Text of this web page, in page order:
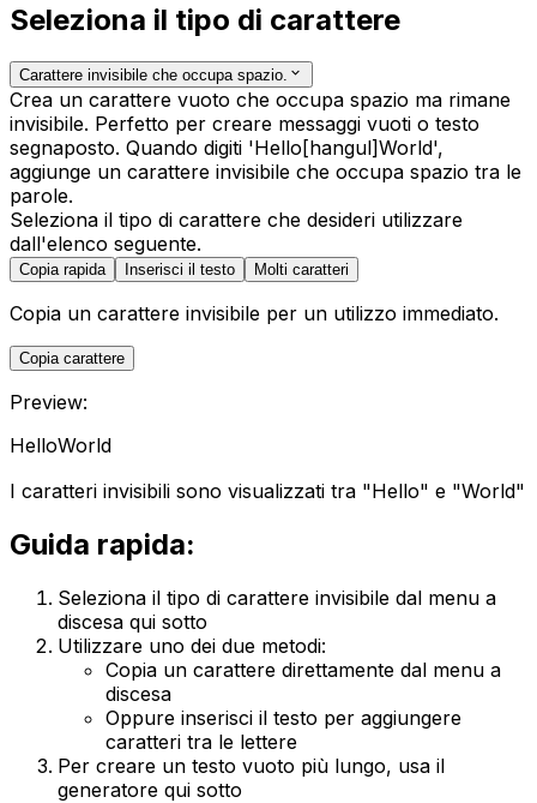
Seleziona il tipo di carattere
Carattere invisibile che occupa spazio.
Crea un carattere vuoto che occupa spazio ma rimane
invisibile. Perfetto per creare messaggi vuoti o testo
segnaposto. Quando digiti 'Hello[hangul]World',
aggiunge un carattere invisibile che occupa spazio tra le
parole.
Seleziona il tipo di carattere che desideri utilizzare
dall'elenco seguente.
Copia rapida Inserisci il testo Molti caratteri
Copia un carattere invisibile per un utilizzo immediato.
Copia carattere
Preview:
HelloWorld
I caratteri invisibili sono visualizzati tra "Hello" e "World"
Guida rapida:
Seleziona il tipo di carattere invisibile dal menu a
discesa qui sotto
Utilizzare uno dei due metodi:
Copia un carattere direttamente dal menu a
discesa
Oppure inserisci il testo per aggiungere
caratteri tra le lettere
Per creare un testo vuoto più lungo, usa il
generatore qui sotto